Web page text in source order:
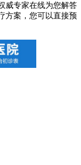
威专家在线为您解答
方案，您可以直接预